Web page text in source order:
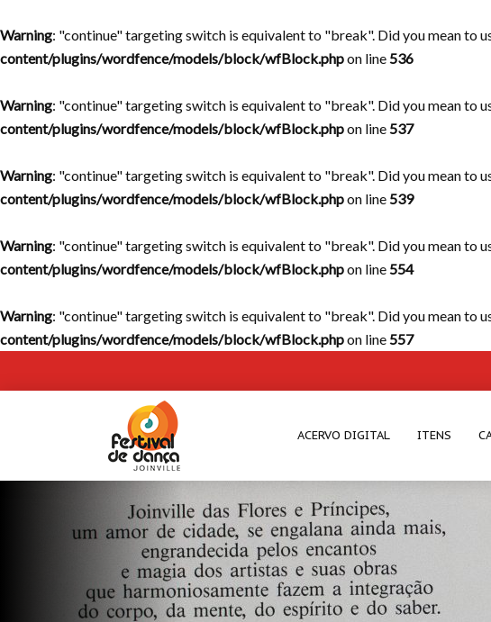
Warning: "continue" targeting switch is equivalent to "break". Did you mean to
content/plugins/wordfence/models/block/wfBlock.phpon line536
Warning: "continue" targeting switch is equivalent to "break". Did you mean to
content/plugins/wordfence/models/block/wfBlock.phpon line537
Warning: "continue" targeting switch is equivalent to "break". Did you mean to
content/plugins/wordfence/models/block/wfBlock.phpon line539
Warning: "continue" targeting switch is equivalent to "break". Did you mean to
content/plugins/wordfence/models/block/wfBlock.phpon line554
Warning: "continue" targeting switch is equivalent to "break". Did you mean to
content/plugins/wordfence/models/block/wfBlock.phpon line557
ACERVO DIGITAL ITENS